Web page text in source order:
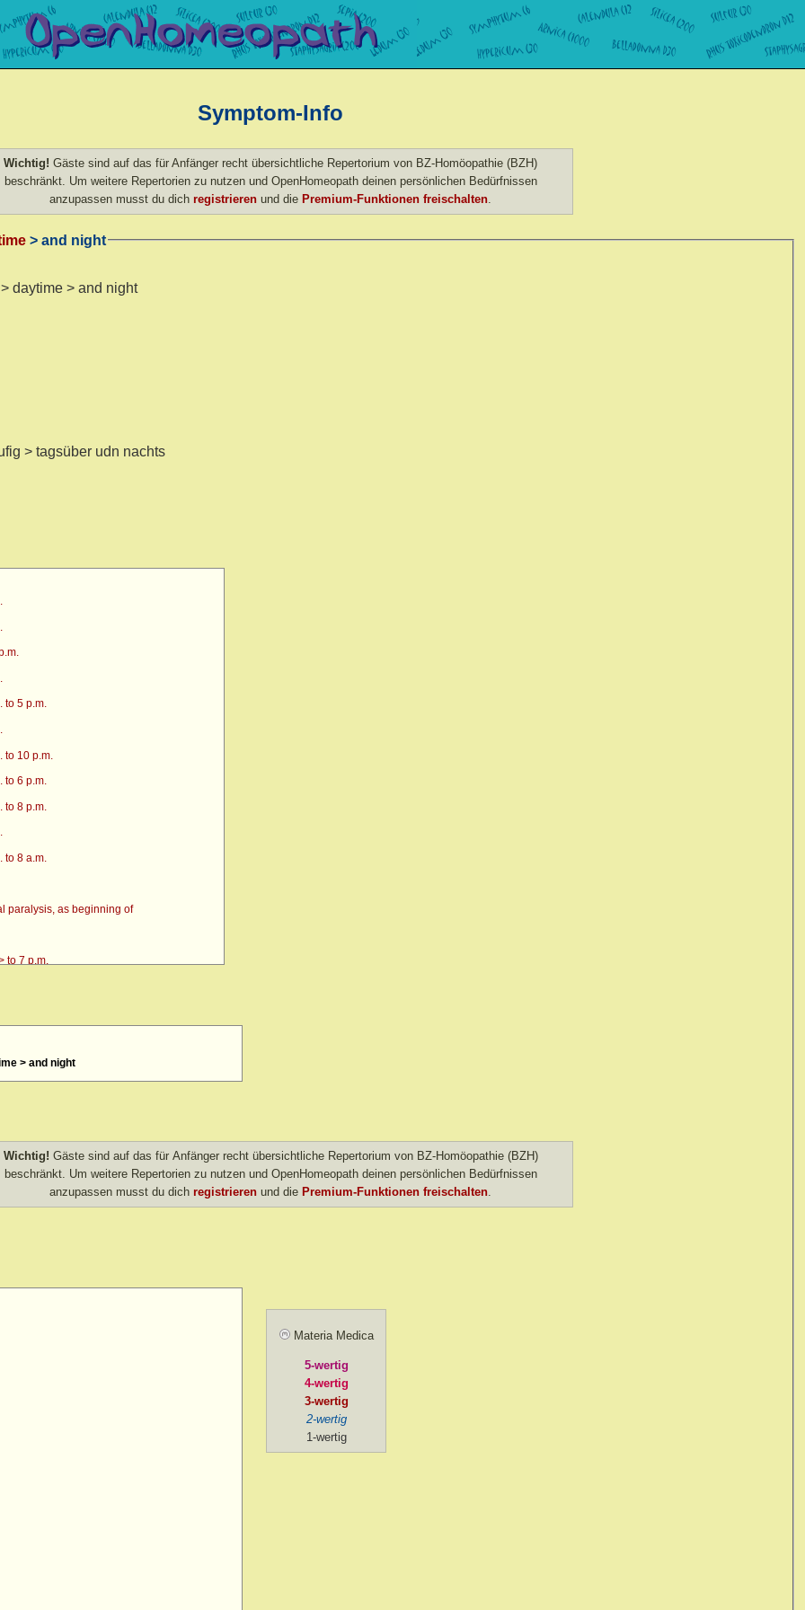
Symptom-Info
Wichtig! Gäste sind auf das für Anfänger recht übersichtliche Repertorium von BZ-Homöopathie (BZH)
beschränkt. Um weitere Repertorien zu nutzen und OpenHomeopath deinen persönlichen Bedürfnissen
anzupassen musst du dich registrieren und die Premium-Funktionen freischalten
> and night
daytime > and night
> tagsüber udn nachts
to 5 p.m.
to 10 p.m.
to 6 p.m.
to 8 p.m.
to 8 a.m.
paralysis, as beginning of
to 7 p.m.
amel.
evening
after agg.
agg.
> and night
Wichtig! Gäste sind auf das für Anfänger recht übersichtliche Repertorium von BZ-Homöopathie (BZH)
beschränkt. Um weitere Repertorien zu nutzen und OpenHomeopath deinen persönlichen Bedürfnissen
anzupassen musst du dich registrieren und die Premium-Funktionen freischalten
Materia Medica
5-wertig
4-wertig
3-wertig
2-wertig
1-wertig